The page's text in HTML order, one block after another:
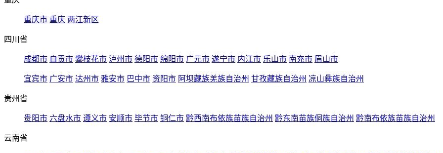
重庆市 重庆 两江新区
四川省
成都市 自贡市 攀枝花市 泸州市 德阳市 绵阳市 广元市 遂宁市 内江市 乐山市 南充市 眉山市
宜宾市 广安市 达州市 雅安市 巴中市 资阳市 阿坝藏族羌族自治州 甘孜藏族自治州 凉山彝族自治州
贵州省
贵阳市 六盘水市 遵义市 安顺市 毕节市 铜仁市 黔西南布依族苗族自治州 黔东南苗族侗族自治州 黔南布依族苗族自治州
云南省